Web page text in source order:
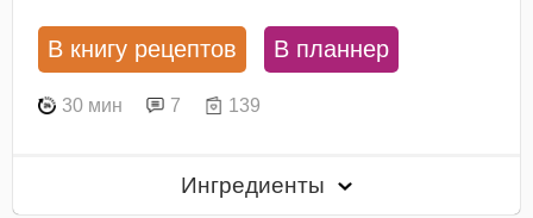
В книгу рецептов В планнер
30 мин 7 139
Ингредиенты